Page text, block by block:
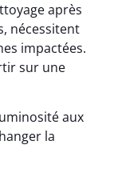
après
nécessitent
impactées.
sur une
aux
la